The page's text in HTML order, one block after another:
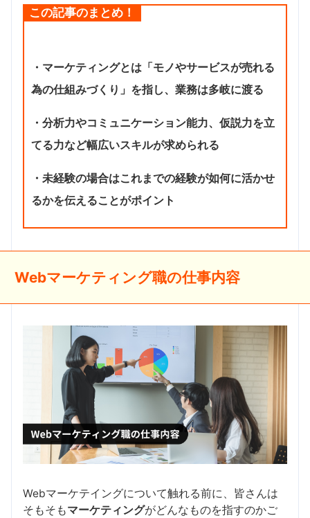
この記事のまとめ！
・マーケティングとは「モノやサービスが売れる
為の仕組みづくり」を指し、業務は多岐に渡る
・分析力やコミュニケーション能力、仮説力を立
てる力など幅広いスキルが求められる
・未経験の場合はこれまでの経験が如何に活かせ
るかを伝えることがポイント
Webマーケティング職の仕事内容
Webマーケテイングについて触れる前に、皆さんは
そもそもマーケティングがどんなものを指すのかご